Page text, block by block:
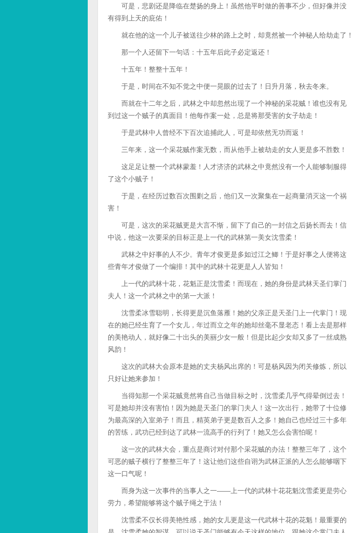
可是，悲剧还是降临在楚扬的身上！虽然他平时做的善事不少，但好像并没
有得到上天的庇佑！
就在他的这一个儿子被送往少林的路上之时，却竟然被一个神秘人给劫走了！
那一个人还留下一句话：十五年后此子必定返还！
十五年！整整十五年！
于是，时间在不知不觉之中便一晃眼的过去了！日升月落，秋去冬来。
而就在十二年之后，武林之中却忽然出现了一个神秘的采花贼！谁也没有见
到过这一个贼子的真面目！他每作案一处，总是将那受害的女子劫走！
于是武林中人曾经不下百次追捕此人，可是却依然无功而返！
三年来，这一个采花贼作案无数，而从他手上被劫走的女人更是多不胜数！
这足足让整一个武林蒙羞！人才济济的武林之中竟然没有一个人能够制服得
了这个小贼子！
于是，在经历过数百次围剿之后，他们又一次聚集在一起商量消灭这一个祸
害！
可是，这次的采花贼更是大言不惭，留下了自己的一封信之后扬长而去！信
中说，他这一次要采的目标正是上一代的武林第一美女沈雪柔！
武林之中好事的人不少。青年才俊更是多如过江之鲫！于是好事之人便将这
些青年才俊做了一个编排！其中的武林十花更是人人皆知！
上一代的武林十花，花魁正是沈雪柔！而现在，她的身份是武林天圣们掌门
夫人！这一个武林之中的第一大派！
沈雪柔冰雪聪明，长得更是沉鱼落雁！她的父亲正是天圣门上一代掌门！现
在的她已经生育了一个女儿，年过而立之年的她却丝毫不显老态！看上去是那样
的美艳动人，就好像二十出头的美丽少女一般！但是比起少女却又多了一丝成熟
风韵！
这次的武林大会原本是她的丈夫杨风出席的！可是杨风因为闭关修炼，所以
只好让她来参加！
当得知那一个采花贼竟然将自己当做目标之时，沈雪柔几乎气得晕倒过去！
可是她却并没有害怕！因为她是天圣门的掌门夫人！这一次出行，她带了十位修
为最高深的入室弟子！而且，精英弟子更是数百人之多！她自己也经过三十多年
的苦练，武功已经到达了武林一流高手的行列了！她又怎么会害怕呢！
这一次的武林大会，重点是商讨对付那个采花贼的办法！整整三年了，这个
可恶的贼子横行了整整三年了！这让他们这些自诩为武林正派的人怎么能够咽下
这一口气呢！
而身为这一次事件的当事人之一——上一代的武林十花花魁沈雪柔更是劳心
劳力，希望能够将这个贼子绳之于法！
沈雪柔不仅长得美艳性感，她的女儿更是这一代武林十花的花魁！最重要的